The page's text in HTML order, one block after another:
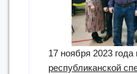
17 ноября 2023 года
республиканской